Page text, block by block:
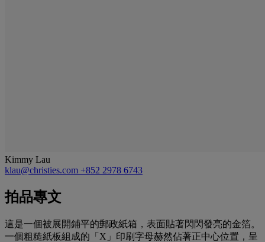
Kimmy Lau
klau@christies.com +852 2978 6743
拍品專文
這是一個被展開鋪平的郵政紙箱，表面貼著閃閃發亮的金箔。
一個粗糙紙板組成的「X」印刷字母赫然佔著正中心位置，呈